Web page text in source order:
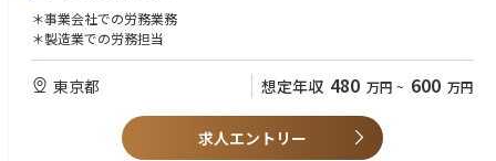
＊事業会社での労務業務
＊製造業での労務担当
東京都 想定年収 480 万円 ~ 600 万円
求人エントリー